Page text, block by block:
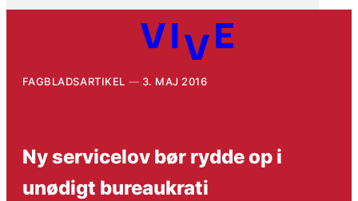
FAGBLADSARTIKEL 3. MAJ 2016
Ny servicelov bør rydde op i
unødigt bureaukrati